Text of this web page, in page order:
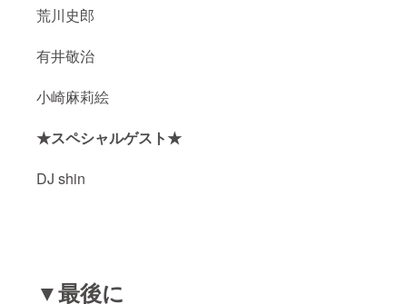
荒川史郎
有井敬治
小崎麻莉絵
★スペシャルゲスト★
DJ shin
▼最後に